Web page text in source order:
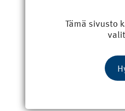
Tämä sivusto